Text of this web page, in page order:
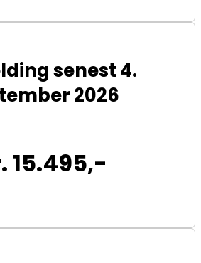
senest 4.
2026
15.495,-